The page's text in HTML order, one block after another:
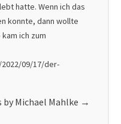
hatte. Wenn ich das
konnte, dann wollte
ich zum
09/17/der-
Michael Mahlke →